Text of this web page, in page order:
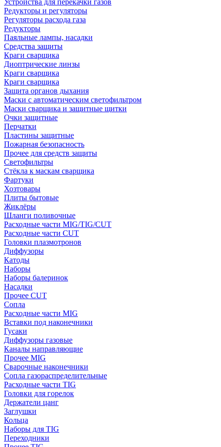
Устройства для перекачки газов
Редукторы и регуляторы
Регуляторы расхода газа
Редукторы
Паяльные лампы, насадки
Средства защиты
Краги сварщика
Диоптрические линзы
Краги сварщика
Краги сварщика
Защита органов дыхания
Маски с автоматическим светофильтром
Маски сварщика и защитные щитки
Очки защитные
Перчатки
Пластины защитные
Пожарная безопасность
Прочее для средств защиты
Светофильтры
Стёкла к маскам сварщика
Фартуки
Хозтовары
Плиты бытовые
Жиклёры
Шланги поливочные
Расходные части MIG/TIG/CUT
Расходные части CUT
Головки плазмотронов
Диффузоры
Катоды
Наборы
Наборы балеринок
Насадки
Прочее CUT
Сопла
Расходные части MIG
Вставки под наконечники
Гусаки
Диффузоры газовые
Каналы направляющие
Прочее MIG
Сварочные наконечники
Сопла газораспределительные
Расходные части TIG
Головки для горелок
Держатели цанг
Заглушки
Кольца
Наборы для TIG
Переходники